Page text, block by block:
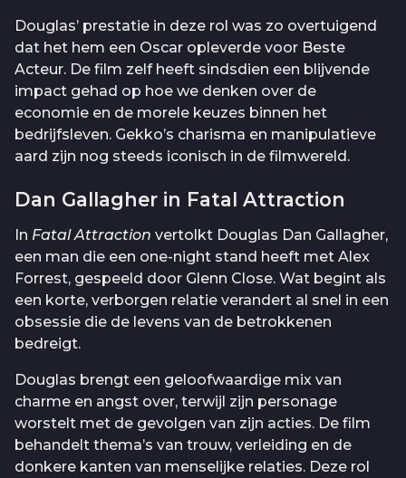
Douglas’ prestatie in deze rol was zo overtuigend
dat het hem een Oscar opleverde voor Beste
Acteur. De film zelf heeft sindsdien een blijvende
impact gehad op hoe we denken over de
economie en de morele keuzes binnen het
bedrijfsleven. Gekko’s charisma en manipulatieve
aard zijn nog steeds iconisch in de filmwereld.
Dan Gallagher in Fatal Attraction
In Fatal Attraction vertolkt Douglas Dan Gallagher,
een man die een one-night stand heeft met Alex
Forrest, gespeeld door Glenn Close. Wat begint als
een korte, verborgen relatie verandert al snel in een
obsessie die de levens van de betrokkenen
bedreigt.
Douglas brengt een geloofwaardige mix van
charme en angst over, terwijl zijn personage
worstelt met de gevolgen van zijn acties. De film
behandelt thema’s van trouw, verleiding en de
donkere kanten van menselijke relaties. Deze rol